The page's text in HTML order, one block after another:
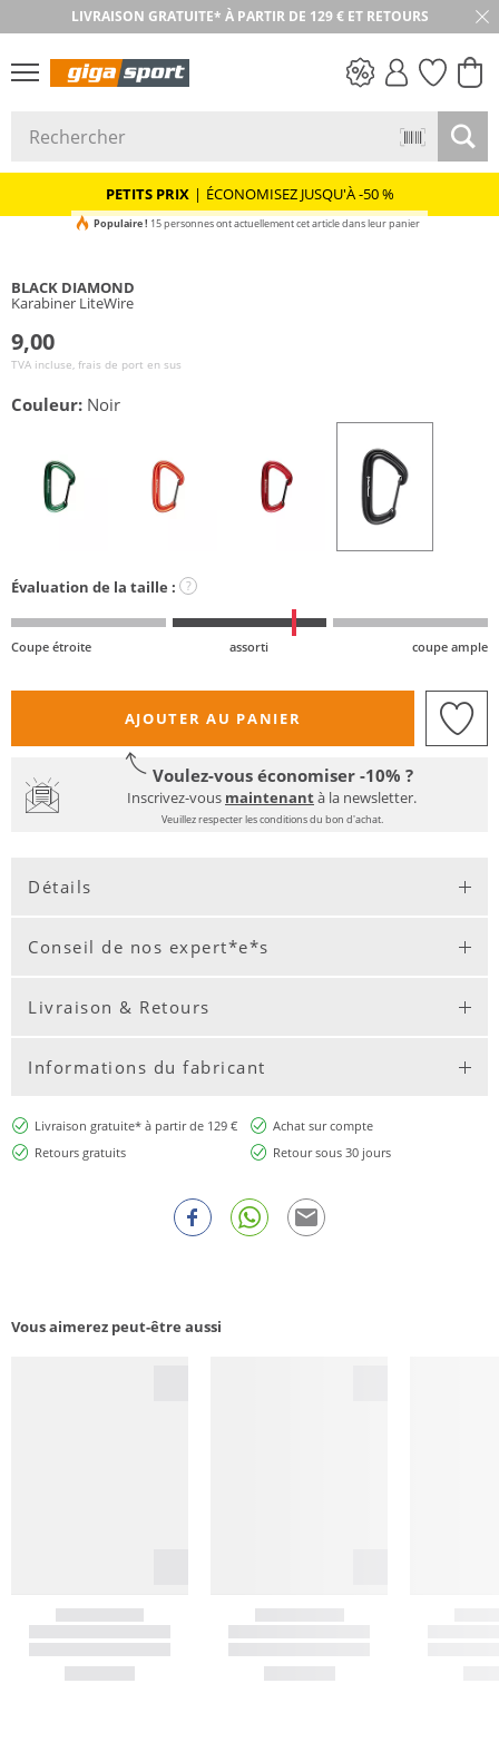
LIVRAISON GRATUITE* À PARTIR DE 129 € ET RETOURS
PETITS PRIX | ÉCONOMISEZ JUSQU'À -50 %
Populaire ! 15 personnes ont actuellement cet article dans leur panier
BLACK DIAMOND
Karabiner LiteWire
9,00
TVA incluse, frais de port en sus
Couleur: Noir
Évaluation de la taille : ?
Coupe étroite assorti coupe ample
AJOUTER AU PANIER
Voulez-vous économiser -10% ?
Inscrivez-vous maintenantà la newsletter.
Veuillez respecter les conditions du bon d'achat.
Détails
Conseil de nos expert*e*s
Livraison & Retours
Informations du fabricant
Livraison gratuite* à partir de 129 €
Achat sur compte
Retours gratuits
Retour sous 30 jours
Vous aimerez peut-être aussi